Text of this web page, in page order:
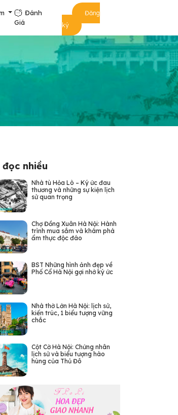
Đánh
Giá
Đăng
ký
đọc nhiều
Nhà tù Hỏa Lò – Ký ức đau
thương và những sự kiện lịch
sử quan trọng
Chợ Đồng Xuân Hà Nội: Hành
trình mua sắm và khám phá
ẩm thực độc đáo
BST Những hình ảnh đẹp về
Phố Cổ Hà Nội gợi nhớ ký ức
Nhà thờ Lớn Hà Nội: lịch sử,
kiến trúc, 1 biểu tượng vững
chắc
Cột Cờ Hà Nội: Chứng nhân
lịch sử và biểu tượng hào
hùng của Thủ Đô